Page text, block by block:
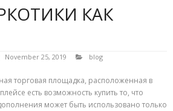
КАК
November 25, 2019 blog
торговая площадка, расположенная в
есть возможность купить то, что
может быть использовано только